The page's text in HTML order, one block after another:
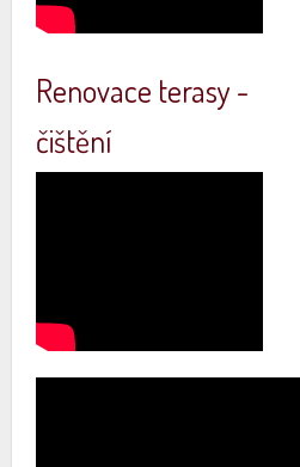
Renovace terasy -
čištění